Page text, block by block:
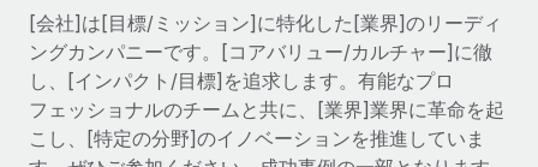
統合
基本的なビジネスツールを活用して業務プロセスを効率化す
る
サービス
戦略的テクノロジーパートナー
グローバルな人事機能を柔軟に自社プラットフォームへ統合
パートナーとして登録
当社とのパートナーシップの可能性を検討する
ウェビナー
イベント
ニュースルーム
給与・人材情報
한국어
中文（简体）
[会社]は[目標/ミッション]に特化した[業界]のリーディ
ングカンパニーです。[コアバリュー/カルチャー]に徹
し、[インパクト/目標]を追求します。有能なプロ
フェッショナルのチームと共に、[業界]業界に革命を起
こし、[特定の分野]のイノベーションを推進していま